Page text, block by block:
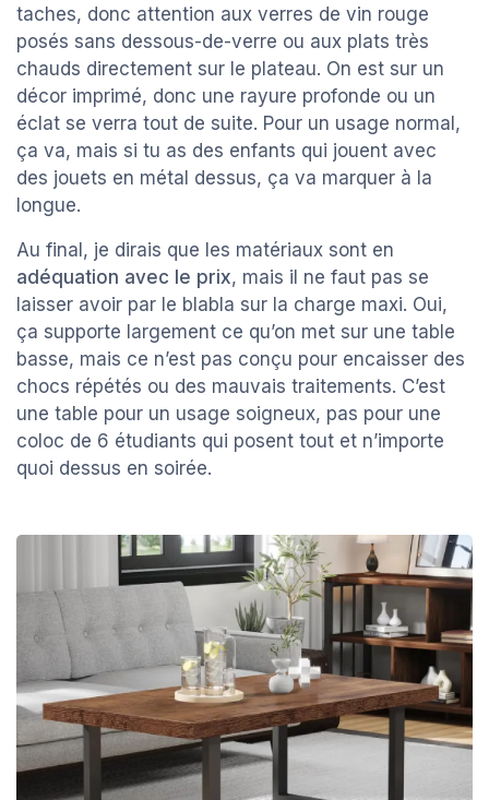
taches, donc attention aux verres de vin rouge
posés sans dessous-de-verre ou aux plats très
chauds directement sur le plateau. On est sur un
décor imprimé, donc une rayure profonde ou un
éclat se verra tout de suite. Pour un usage normal,
ça va, mais si tu as des enfants qui jouent avec
des jouets en métal dessus, ça va marquer à la
longue.
Au final, je dirais que les matériaux sont en
adéquation avec le prix, mais il ne faut pas se
laisser avoir par le blabla sur la charge maxi. Oui,
ça supporte largement ce qu’on met sur une table
basse, mais ce n’est pas conçu pour encaisser des
chocs répétés ou des mauvais traitements. C’est
une table pour un usage soigneux, pas pour une
coloc de 6 étudiants qui posent tout et n’importe
quoi dessus en soirée.